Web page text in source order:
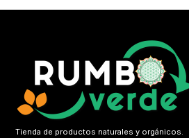
Tienda de productos naturales y orgánicos.